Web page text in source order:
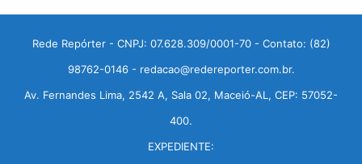
Rede Repórter - CNPJ: 07.628.309/0001-70 - Contato: (82)
98762-0146 - redacao@redereporter.com.br.
Av. Fernandes Lima, 2542 A, Sala 02, Maceió-AL, CEP: 57052-
400.
EXPEDIENTE: